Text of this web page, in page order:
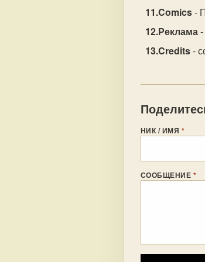
Comics-
Реклама
Credits-
НИК / ИМЯ *
СООБЩЕНИЕ *